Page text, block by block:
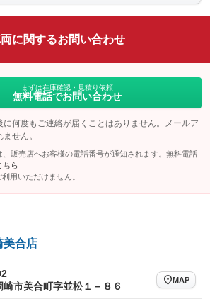
全周囲カメラ
：装備なし
ルーフレール
：装備なし
ヘッドライトウォッシャー
に関するお問い合わせ
まずは在庫確認・見積り依頼
無料電話でお問い合わせ
何度もご連絡が届くことはありません。メールア
せん。
販売店へお客様の電話番号が通知されます。無料電話
ちら
用いただけません。
合店
崎市美合町字並松１－８６
MAP